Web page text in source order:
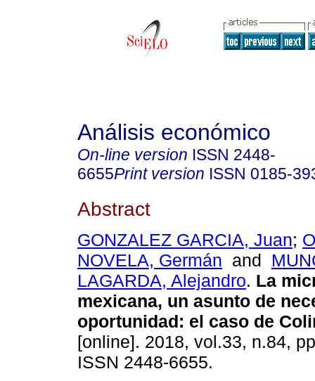
Análisis económico
On-line version ISSN 2448-
6655Print version ISSN 0185-
Abstract
GONZALEZ GARCIA, Juan;
NOVELA, Germán and
LAGARDA, Alejandro. La
mexicana, un asunto de
oportunidad: el caso de
[online]. 2018, vol.33, n.84,
ISSN 2448-6655.